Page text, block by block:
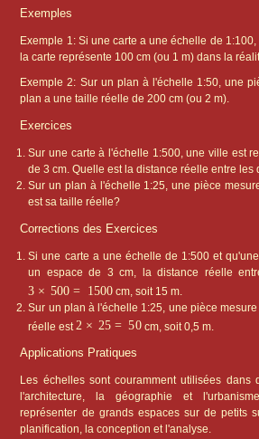
Exemples
Exemple 1: Si une carte a une échelle de
la carte représente 100 cm (ou 1 m) dans la
Exemple 2: Sur un plan à l'échelle 1:50, une
plan a une taille réelle de 200 cm (ou 2 m).
Exercices
Sur une carte à l'échelle 1:500, une ville est
de 3 cm. Quelle est la distance réelle entre les
Sur un plan à l'échelle 1:25, une pièce
est sa taille réelle?
Corrections des Exercices
Si une carte a une échelle de 1:500 et
un espace de 3 cm, la distance réelle
3 500= 1500
cm, soit 15 m.
Sur un plan à l'échelle 1:25, une pièce
réelle est2 25= cm, soit 0,5 m.
Applications Pratiques
Les échelles sont couramment utilisées dans
l'architecture, la géographie et
représenter de grands espaces sur de petits
planification, la conception et l'analyse.